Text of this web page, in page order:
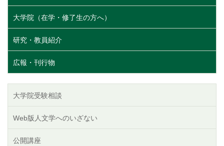
大学院（在学・修了生の方へ）
研究・教員紹介
広報・刊行物
大学院受験相談
Web版人文学へのいざない
公開講座